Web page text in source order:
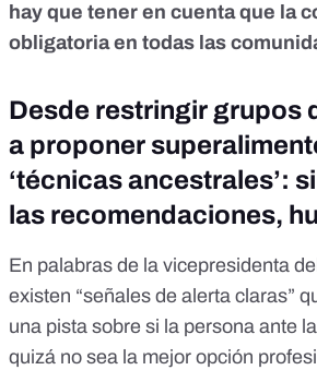
hay que tener en cuenta que la
obligatoria en todas las
Desde restringir grupos
a proponer
‘técnicas ancestrales’:
las recomendaciones,
En palabras de la vicepresidenta
existen “señales de alerta claras”
una pista sobre si la persona ante
quizá no sea la mejor opción